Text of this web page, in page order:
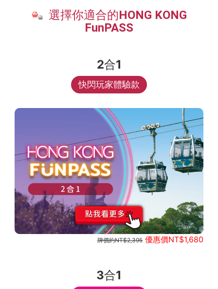
選擇你適合的HONG KONG
FunPASS
2合1
快閃玩家體驗款
牌價約NT$2,395 優惠價NT$1,680
3合1